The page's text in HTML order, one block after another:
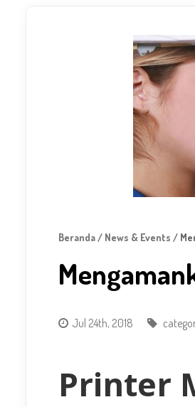
Beranda / News & Events /
Jul 24th, 2018
Printer